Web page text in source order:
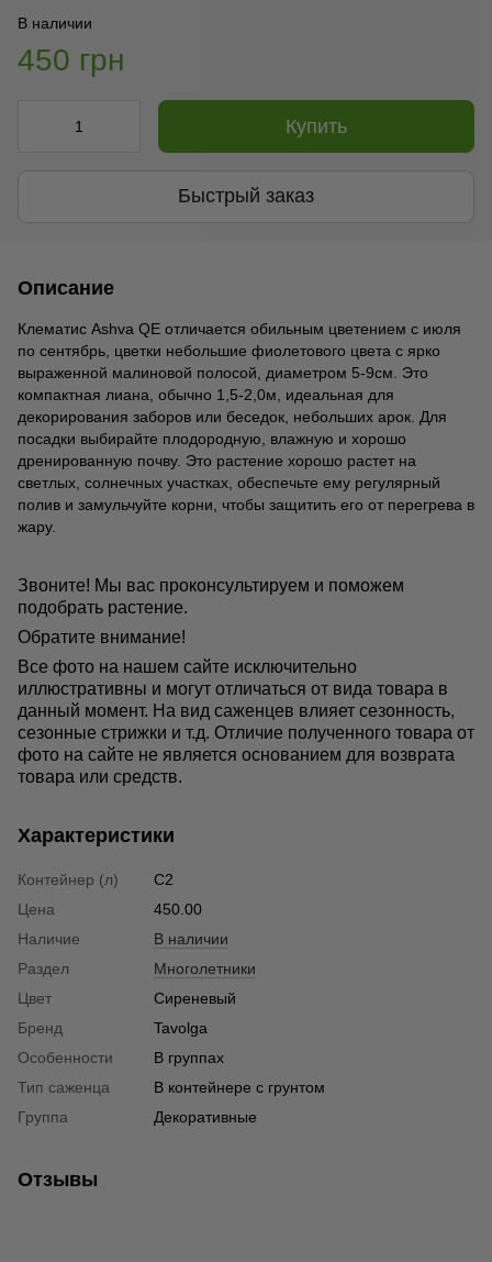
В наличии
450 грн
Купить
Быстрый заказ
Описание
Клематис Ashva QE отличается обильным цветением с июля
по сентябрь, цветки небольшие фиолетового цвета с ярко
выраженной малиновой полосой, диаметром 5-9см. Это
компактная лиана, обычно 1,5-2,0м, идеальная для
декорирования заборов или беседок, небольших арок. Для
посадки выбирайте плодородную, влажную и хорошо
дренированную почву. Это растение хорошо растет на
светлых, солнечных участках, обеспечьте ему регулярный
полив и замульчуйте корни, чтобы защитить его от перегрева в
жару.
Звоните! Мы вас проконсультируем и поможем
подобрать растение.
Обратите внимание!
Все фото на нашем сайте исключительно
иллюстративны и могут отличаться от вида товара в
данный момент. На вид саженцев влияет сезонность,
сезонные стрижки и т.д. Отличие полученного товара от
фото на сайте не является основанием для возврата
товара или средств.
Характеристики
Контейнер (л)
C2
Цена
450.00
Наличие
В наличии
Раздел
Многолетники
Цвет
Сиреневый
Бренд
Tavolga
Особенности
В группах
Тип саженца
В контейнере с грунтом
Группа
Декоративные
Отзывы